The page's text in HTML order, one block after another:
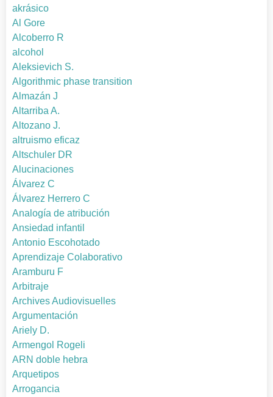
akrásico
Al Gore
Alcoberro R
alcohol
Aleksievich S.
Algorithmic phase transition
Almazán J
Altarriba A.
Altozano J.
altruismo eficaz
Altschuler DR
Alucinaciones
Álvarez C
Álvarez Herrero C
Analogía de atribución
Ansiedad infantil
Antonio Escohotado
Aprendizaje Colaborativo
Aramburu F
Arbitraje
Archives Audiovisuelles
Argumentación
Ariely D.
Armengol Rogeli
ARN doble hebra
Arquetipos
Arrogancia